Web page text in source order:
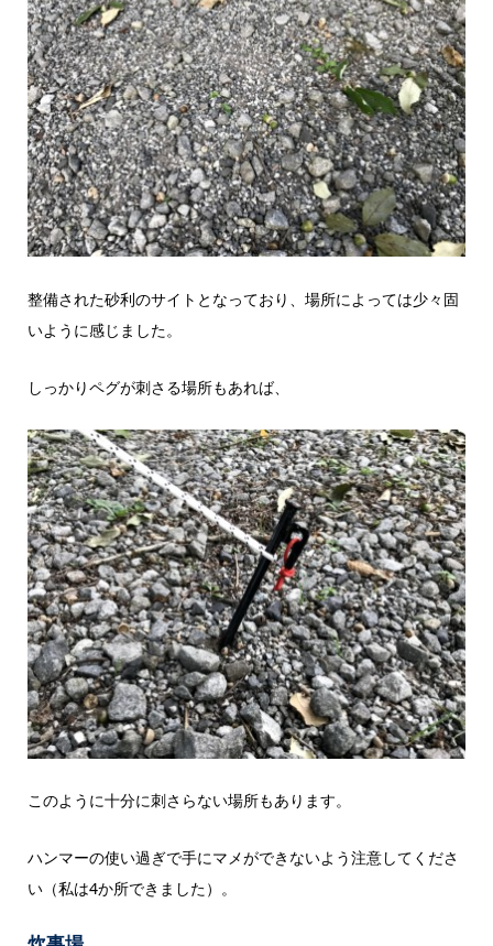
整備された砂利のサイトとなっており、場所によっては少々固
いように感じました。
しっかりペグが刺さる場所もあれば、
このように十分に刺さらない場所もあります。
ハンマーの使い過ぎで手にマメができないよう注意してくださ
い（私は4か所できました）。